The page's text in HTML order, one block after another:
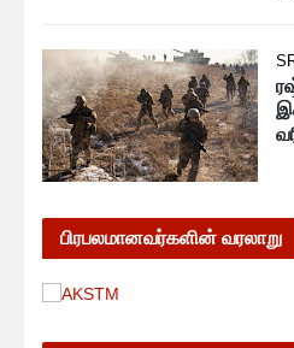
பிரபலமானவர்களின் வரலாறு